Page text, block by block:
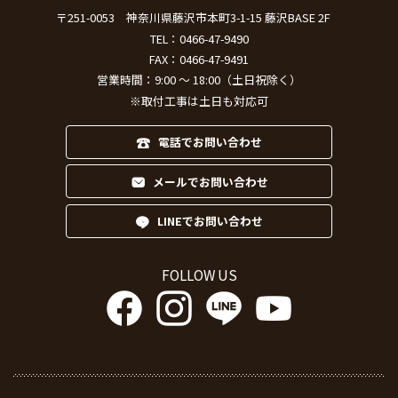
〒251-0053
神奈川県藤沢市本町3-1-15 藤沢BASE 2F
TEL： 0466-47-9490
FAX：0466-47-9491
営業時間：9:00 ～ 18:00（土日祝除く）
※取付工事は土日も対応可
電話でお問い合わせ
メールでお問い合わせ
LINEでお問い合わせ
FOLLOW US